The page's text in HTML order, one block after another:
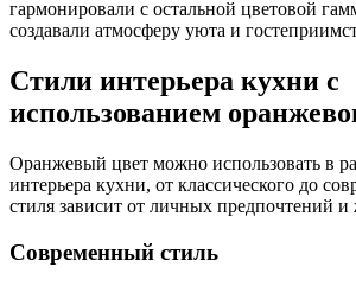
гармонировали с остальной цветовой
создавали атмосферу уюта и
Стили интерьера кухни с
использованием
Оранжевый цвет можно использовать в
интерьера кухни, от классического до
стиля зависит от личных предпочтений и
Современный стиль